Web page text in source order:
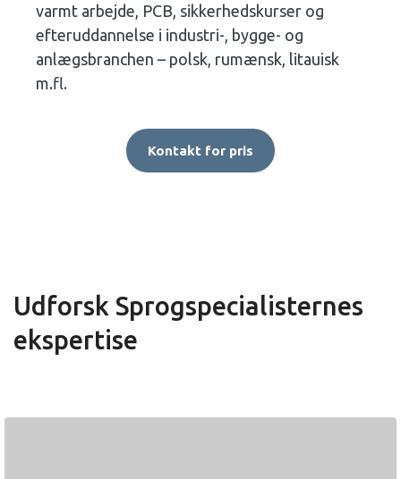
varmt arbejde, PCB, sikkerhedskurser og
efteruddannelse i industri-, bygge- og
anlægsbranchen – polsk, rumænsk, litauisk
m.fl.
Kontakt for pris
Udforsk Sprogspecialisternes
ekspertise